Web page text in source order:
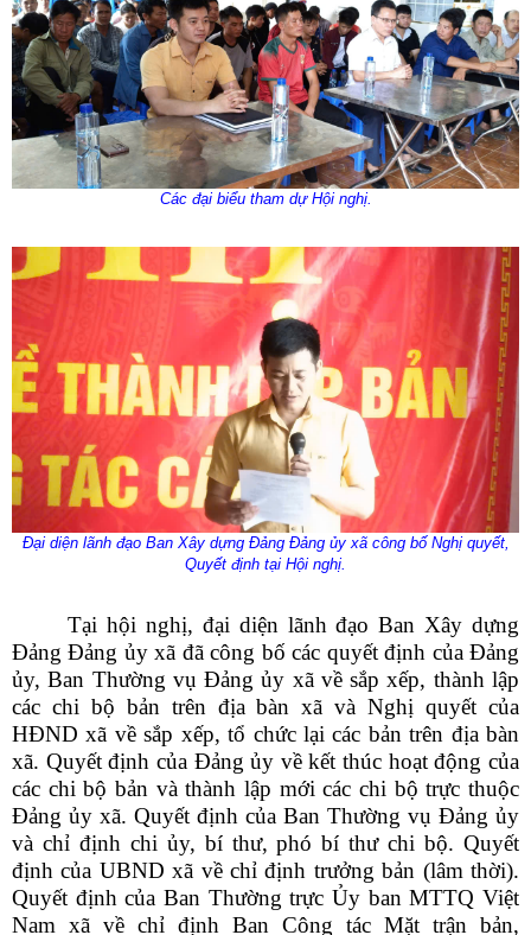
Các đại biểu tham dự Hội nghị.
Đại diện lãnh đạo Ban Xây dựng Đảng Đảng ủy xã công bố Nghị quyết,
Quyết định tại Hội nghị.
Tại hội nghị, đại diện lãnh đạo Ban Xây dựng
Đảng Đảng ủy xã đã công bố các quyết định của Đảng
ủy, Ban Thường vụ Đảng ủy xã về sắp xếp, thành lập
các chi bộ bản trên địa bàn xã và Nghị quyết của
HĐND xã về sắp xếp, tổ chức lại các bản trên địa bàn
xã. Quyết định của Đảng ủy về kết thúc hoạt động của
các chi bộ bản và thành lập mới các chi bộ trực thuộc
Đảng ủy xã. Quyết định của Ban Thường vụ Đảng ủy
và chỉ định chi ủy, bí thư, phó bí thư chi bộ. Quyết
định của UBND xã về chỉ định trưởng bản (lâm thời).
Quyết định của Ban Thường trực Ủy ban MTTQ Việt
Nam xã về chỉ định Ban Công tác Mặt trận bản,